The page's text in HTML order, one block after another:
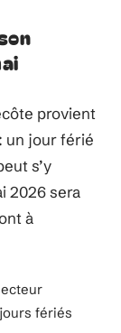
provient
un jour férié
s’y
2026 sera
à
fériés